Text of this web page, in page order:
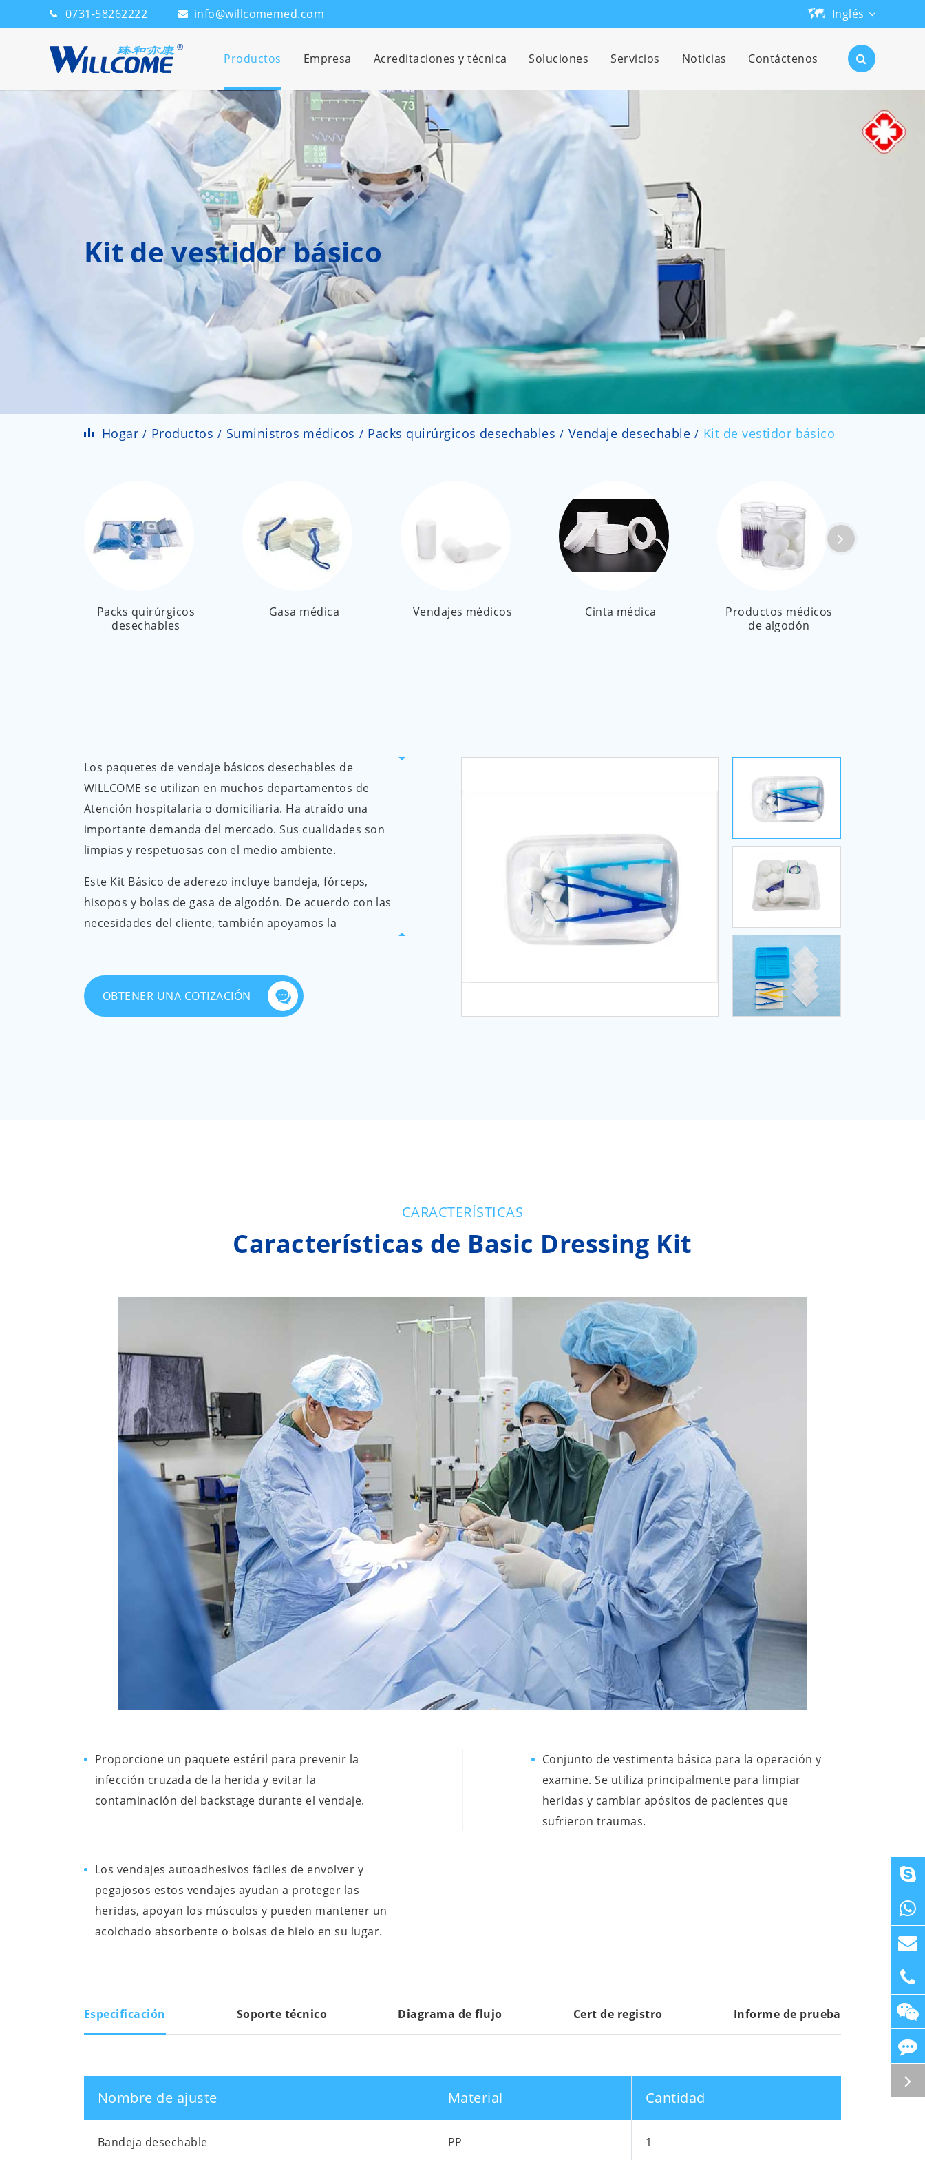
0731-58262222 info@willcomemed.com
Inglés
العربية
ไทย
Productos Empresa Acreditaciones y técnica Soluciones Servicios Noticias Contáctenos
Kit de vestidor básico
Hogar Productos Suministros médicos Packs quirúrgicos desechables Vendaje desechable Kit de vestidor básico
Packs quirúrgicos
desechables
Gasa médica Vendajes médicos Cinta médica
Productos médicos
de algodón
Los paquetes de vendaje básicos desechables de
WILLCOME se utilizan en muchos departamentos de
Atención hospitalaria o domiciliaria. Ha atraído una
importante demanda del mercado. Sus cualidades son
limpias y respetuosas con el medio ambiente.
Este Kit Básico de aderezo incluye bandeja, fórceps,
hisopos y bolas de gasa de algodón. De acuerdo con las
necesidades del cliente, también apoyamos la
OBTENER UNA COTIZACIÓN
CARACTERÍSTICAS
Características de Basic Dressing Kit
Proporcione un paquete estéril para prevenir la
infección cruzada de la herida y evitar la
contaminación del backstage durante el vendaje.
Conjunto de vestimenta básica para la operación y
examine. Se utiliza principalmente para limpiar
heridas y cambiar apósitos de pacientes que
sufrieron traumas.
Los vendajes autoadhesivos fáciles de envolver y
pegajosos estos vendajes ayudan a proteger las
heridas, apoyan los músculos y pueden mantener un
acolchado absorbente o bolsas de hielo en su lugar.
Especificación Soporte técnico Diagrama de flujo Cert de registro Informe de prueba
Nombre de ajuste Material Cantidad
Bandeja desechable PP 1